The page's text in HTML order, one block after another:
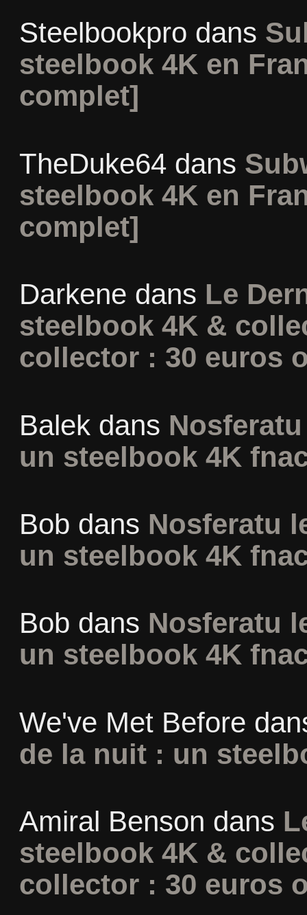
Steelbookpro dans
steelbook 4K en
complet]
TheDuke64dans
steelbook 4K en
complet]
Darkene dans Le
steelbook 4K &
collector : 30 euros
Balekdans
un steelbook 4K
Bob dans Nosferatu
un steelbook 4K
Bob dans Nosferatu
un steelbook 4K
We've Met Before
de la nuit : un
Amiral Benson dans
steelbook 4K &
collector : 30 euros